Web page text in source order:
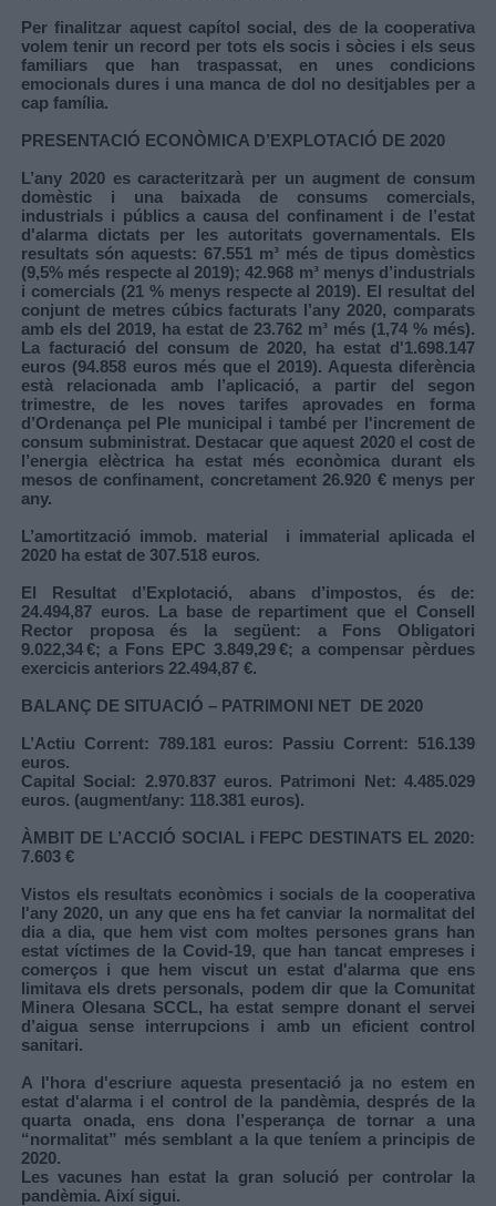
Per finalitzar aquest capítol social, des de la cooperativa
volem tenir un record per tots els socis i sòcies i els seus
familiars que han traspassat, en unes condicions
emocionals dures i una manca de dol no desitjables per a
cap família.
PRESENTACIÓ ECONÒMICA D’EXPLOTACIÓ DE 2020
L’any 2020 es caracteritzarà per un augment de consum
domèstic i una baixada de consums comercials,
industrials i públics a causa del confinament i de l’estat
d'alarma dictats per les autoritats governamentals. Els
resultats són aquests: 67.551 m³ més de tipus domèstics
(9,5% més respecte al 2019); 42.968 m³ menys d’industrials
i comercials (21 % menys respecte al 2019). El resultat del
conjunt de metres cúbics facturats l’any 2020, comparats
amb els del 2019, ha estat de 23.762 m³ més (1,74 % més).
La facturació del consum de 2020, ha estat d'1.698.147
euros (94.858 euros més que el 2019). Aquesta diferència
està relacionada amb l’aplicació, a partir del segon
trimestre, de les noves tarifes aprovades en forma
d’Ordenança pel Ple municipal i també per l'increment de
consum subministrat. Destacar que aquest 2020 el cost de
l’energia elèctrica ha estat més econòmica durant els
mesos de confinament, concretament 26.920 € menys per
any.
L’amortització immob. material i immaterial aplicada el
2020 ha estat de 307.518 euros.
El Resultat d’Explotació, abans d’impostos, és de:
24.494,87 euros. La base de repartiment que el Consell
Rector proposa és la següent: a Fons Obligatori
9.022,34 €; a Fons EPC 3.849,29 €; a compensar pèrdues
exercicis anteriors 22.494,87 €.
BALANÇ DE SITUACIÓ – PATRIMONI NET DE 2020
L’Actiu Corrent: 789.181 euros: Passiu Corrent: 516.139
euros.
Capital Social: 2.970.837 euros. Patrimoni Net: 4.485.029
euros. (augment/any: 118.381 euros).
ÀMBIT DE L’ACCIÓ SOCIAL i FEPC DESTINATS EL 2020:
7.603 €
Vistos els resultats econòmics i socials de la cooperativa
l'any 2020, un any que ens ha fet canviar la normalitat del
dia a dia, que hem vist com moltes persones grans han
estat víctimes de la Covid-19, que han tancat empreses i
comerços i que hem viscut un estat d'alarma que ens
limitava els drets personals, podem dir que la Comunitat
Minera Olesana SCCL, ha estat sempre donant el servei
d’aigua sense interrupcions i amb un eficient control
sanitari.
A l'hora d'escriure aquesta presentació ja no estem en
estat d'alarma i el control de la pandèmia, després de la
quarta onada, ens dona l’esperança de tornar a una
“normalitat” més semblant a la que teníem a principis de
2020.
Les vacunes han estat la gran solució per controlar la
pandèmia. Així sigui.